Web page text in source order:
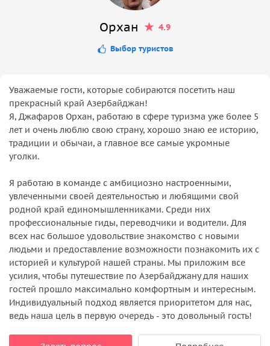
Орхан 4.9
Выбор туристов
Уважаемые гости, которые собираются посетить наш
прекрасный край Азербайджан!
Я, Джафаров Орхан, работаю в сфере туризма уже более 5
лет и очень люблю свою страну, хорошо знаю ее историю,
традиции и обычаи, а главное все самые укромные
уголки.
Я работаю в команде с амбициозно настроенными,
увлеченными своей деятельностью и любящими свой
родной край единомышленниками. Среди них
профессиональные гиды, переводчики и водители. Для
всех нас большое удовольствие знакомство с новыми
людьми и предоставление возможности познакомить их с
историей и культурой нашей страны. Мы приложим все
усилия, чтобы путешествие по Азербайджану для наших
гостей прошло максимально комфортным и интересным.
Индивидуальный подход является приоритетом для нас,
ведь наша цель в первую очередь - это довольный гость!